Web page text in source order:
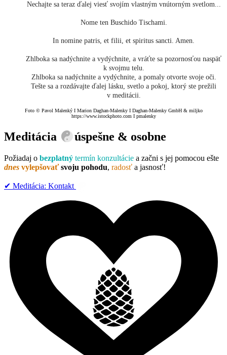
Nechajte sa teraz ďalej viesť svojím vlastným vnútorným svetlom...
Nome ten Buschido Tischami.
In nomine patris, et filii, et spiritus sancti. Amen.
Zhlboka sa nadýchnite a vydýchnite, a vráťte sa pozornosťou naspäť
k svojmu telu.
Zhlboka sa nadýchnite a vydýchnite, a pomaly otvorte svoje oči.
Tešte sa a rozdávajte ďalej lásku, svetlo a pokoj, ktorý ste prežili
v meditácii.
Foto © Pavol Malenký I Marion Daghan-Malenky I Daghan-Malenky GmbH & miljko
https://www.istockphoto.com I pmalenky
Meditácia úspešne & osobne
Požiadaj o bezplatný termín konzultácie a začni s jej pomocou ešte
dnes vylepšovať svoju pohodu, radosť a jasnosť!
✔︎ Meditácia: Kontakt